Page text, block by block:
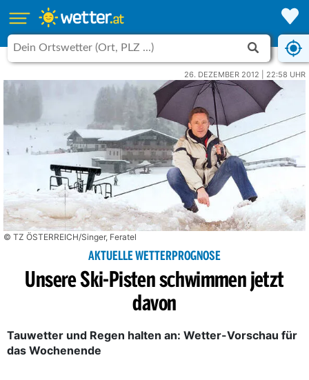
26. DEZEMBER 2012 | 22:58 UHR
© TZ ÖSTERREICH/Singer, Feratel
AKTUELLE WETTERPROGNOSE
Unsere Ski-Pisten schwimmen jetzt
davon
Tauwetter und Regen halten an: Wetter-Vorschau für
das Wochenende